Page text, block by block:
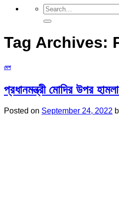
Tag Archives:
দেশ
প্রধানমন্ত্রী মোদির উপর
Posted on September 24, 2022